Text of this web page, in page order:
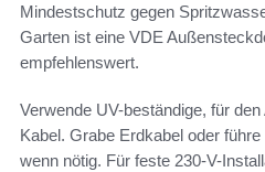
Mindestschutz gegen
Garten ist eine VDE
empfehlenswert.
Verwende UV-beständige, für
Kabel. Grabe Erdkabel oder
wenn nötig. Für feste 230-V-